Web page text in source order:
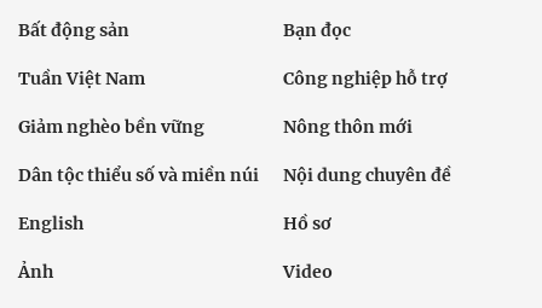
Bất động sản Bạn đọc
Tuần Việt Nam Công nghiệp hỗ trợ
Giảm nghèo bền vững Nông thôn mới
Dân tộc thiểu số và miền núi Nội dung chuyên đề
English Hồ sơ
Ảnh Video